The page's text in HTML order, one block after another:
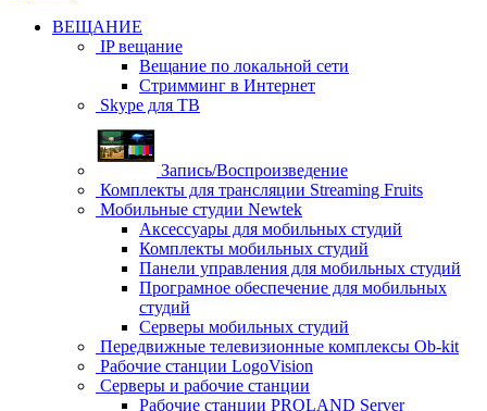
ВЕЩАНИЕ
IP вещание
Вещание по локальной сети
Стримминг в Интернет
Skype для ТВ
Запись/Воспроизведение
Комплекты для трансляции Streaming Fruits
Мобильные студии Newtek
Аксессуары для мобильных студий
Комплекты мобильных студий
Панели управления для мобильных студий
Програмное обеспечение для мобильных
студий
Серверы мобильных студий
Передвижные телевизионные комплексы Ob-kit
Рабочие станции LogoVision
Серверы и рабочие станции
Рабочие станции PROLAND Server